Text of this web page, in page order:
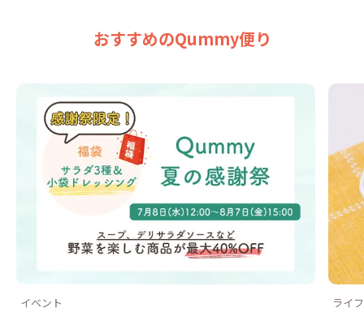
おすすめのQummy便り
イベント ライ